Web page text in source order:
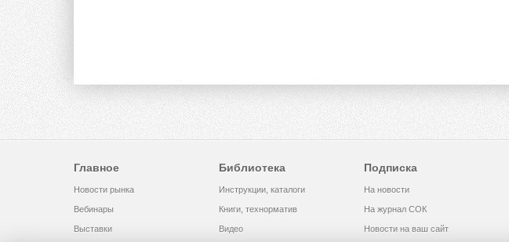
Главное
Новости рынка
Вебинары
Выставки
Библиотека
Инструкции, каталоги
Книги, технорматив
Видео
Подписка
На новости
На журнал СОК
Новости на ваш сайт